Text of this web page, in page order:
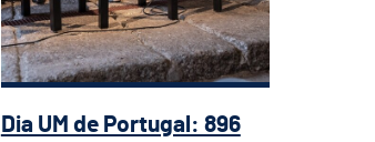
Dia UM de Portugal: 896